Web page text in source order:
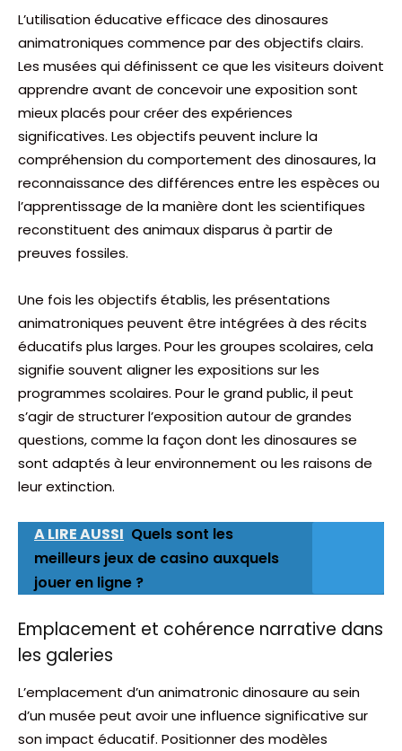
L’utilisation éducative efficace des dinosaures
animatroniques commence par des objectifs clairs.
Les musées qui définissent ce que les visiteurs doivent
apprendre avant de concevoir une exposition sont
mieux placés pour créer des expériences
significatives. Les objectifs peuvent inclure la
compréhension du comportement des dinosaures, la
reconnaissance des différences entre les espèces ou
l’apprentissage de la manière dont les scientifiques
reconstituent des animaux disparus à partir de
preuves fossiles.
Une fois les objectifs établis, les présentations
animatroniques peuvent être intégrées à des récits
éducatifs plus larges. Pour les groupes scolaires, cela
signifie souvent aligner les expositions sur les
programmes scolaires. Pour le grand public, il peut
s’agir de structurer l’exposition autour de grandes
questions, comme la façon dont les dinosaures se
sont adaptés à leur environnement ou les raisons de
leur extinction.
A LIRE AUSSI Quels sont les
meilleurs jeux de casino auxquels
jouer en ligne ?
Emplacement et cohérence narrative dans
les galeries
L’emplacement d’un animatronic dinosaure au sein
d’un musée peut avoir une influence significative sur
son impact éducatif. Positionner des modèles